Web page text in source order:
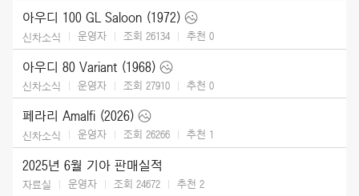
아우디 100 GL Saloon (1972)
신차소식 운영자 조회 26134 추천 0
아우디 80 Variant (1968)
신차소식 운영자 조회 27910 추천 0
페라리 Amalfi (2026)
신차소식 운영자 조회 26266 추천 1
2025년 6월 기아 판매실적
자료실 운영자 조회 24672 추천 2